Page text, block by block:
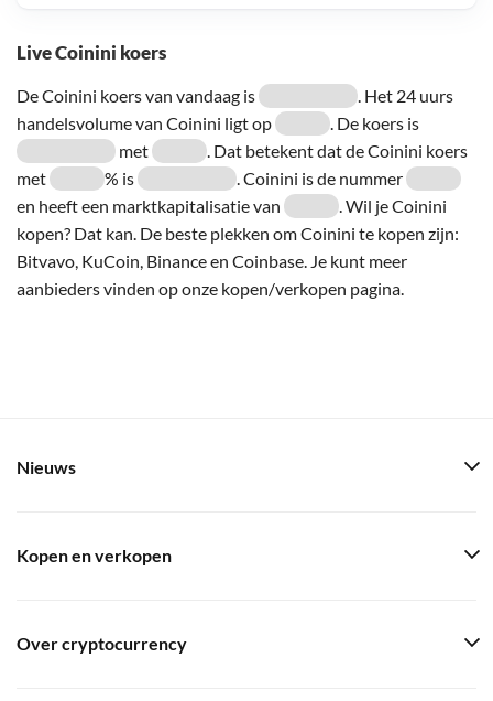
Live Coinini koers
De Coinini koers van vandaag is
. Het 24 uurs
handelsvolume van Coinini ligt op
. De koers is
met
. Dat betekent dat de Coinini koers
met
% is
. Coinini is de nummer
en heeft een marktkapitalisatie van
. Wil je Coinini
kopen? Dat kan. De beste plekken om Coinini te kopen zijn:
Bitvavo, KuCoin, Binance en Coinbase. Je kunt meer
aanbieders vinden op onze kopen/verkopen pagina.
Nieuws
Kopen en verkopen
Over cryptocurrency